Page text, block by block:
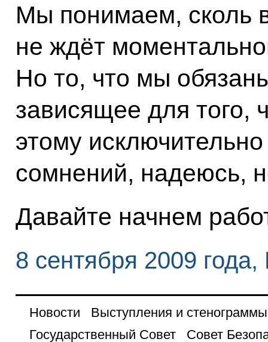
Мы понимаем, сколь
не ждёт
Но то, что мы
зависящее для того,
этому
сомнений, надеюсь,
Давайте начнем
8 сентября 2009
Новости
Выступления и стенограммы
Государственный Совет
Совет